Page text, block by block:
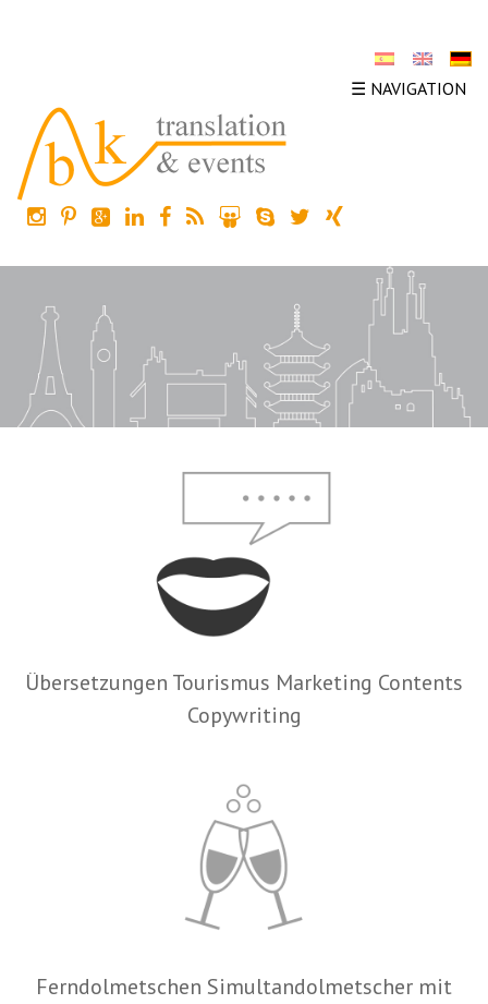
☰ NAVIGATION
Übersetzungen Tourismus Marketing Contents
Copywriting
Ferndolmetschen Simultandolmetscher mit